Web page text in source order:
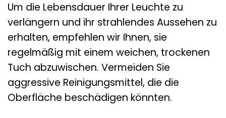
Um die Lebensdauer Ihrer Leuchte zu
verlängern und ihr strahlendes Aussehen zu
erhalten, empfehlen wir Ihnen, sie
regelmäßig mit einem weichen, trockenen
Tuch abzuwischen. Vermeiden Sie
aggressive Reinigungsmittel, die die
Oberfläche beschädigen könnten.